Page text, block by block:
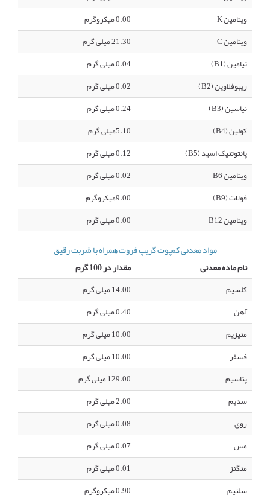
ویتامین K
0.00 میکروگرم
ویتامین C
21.30 میلی گرم
تیامین (B1)
0.04 میلی گرم
ریبوفلاوین (B2)
0.02 میلی گرم
نیاسین (B3)
0.24 میلی گرم
کولین (B4)
5.10میلی گرم
پانتوتنیک اسید (B5)
0.12 میلی گرم
ویتامین B6
0.02 میلی گرم
فولات (B9)
9.00میکروگرم
ویتامین B12
0.00 میلی گرم
مواد معدنی کمپوت گریپ فروت همراه با شربت رقیق
نام ماده معدنی
مقدار در 100 گرم
کلسیم
14.00 میلی گرم
آهن
0.40 میلی گرم
منیزیم
10.00 میلی گرم
فسفر
10.00 میلی گرم
پتاسیم
129.00 میلی گرم
سدیم
2.00 میلی گرم
روی
0.08 میلی گرم
مس
0.07 میلی گرم
منگنز
0.01 میلی گرم
سلنیم
0.90 میکروگرم